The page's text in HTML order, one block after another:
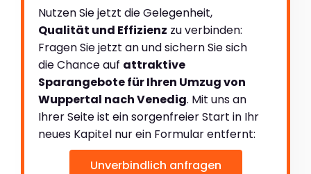
Nutzen Sie jetzt die Gelegenheit,
Qualität und Effizienz zu verbinden:
Fragen Sie jetzt an und sichern Sie sich
die Chance auf attraktive
Sparangebote für Ihren Umzug von
Wuppertal nach Venedig. Mit uns an
Ihrer Seite ist ein sorgenfreier Start in Ihr
neues Kapitel nur ein Formular entfernt:
Unverbindlich anfragen